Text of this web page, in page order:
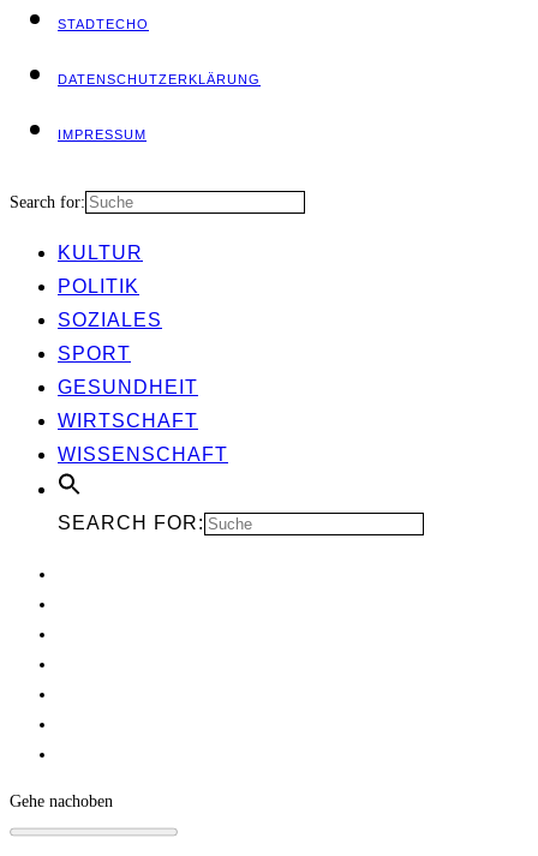
STADT­ECHO
DATEN­SCHUTZ­ER­KLÄ­RUNG
IMPRES­SUM
Search for:
KUL­TUR
POLI­TIK
SOZIA­LES
SPORT
GESUND­HEIT
WIRT­SCHAFT
WIS­SEN­SCHAFT
SEARCH FOR:
Gehe nachoben